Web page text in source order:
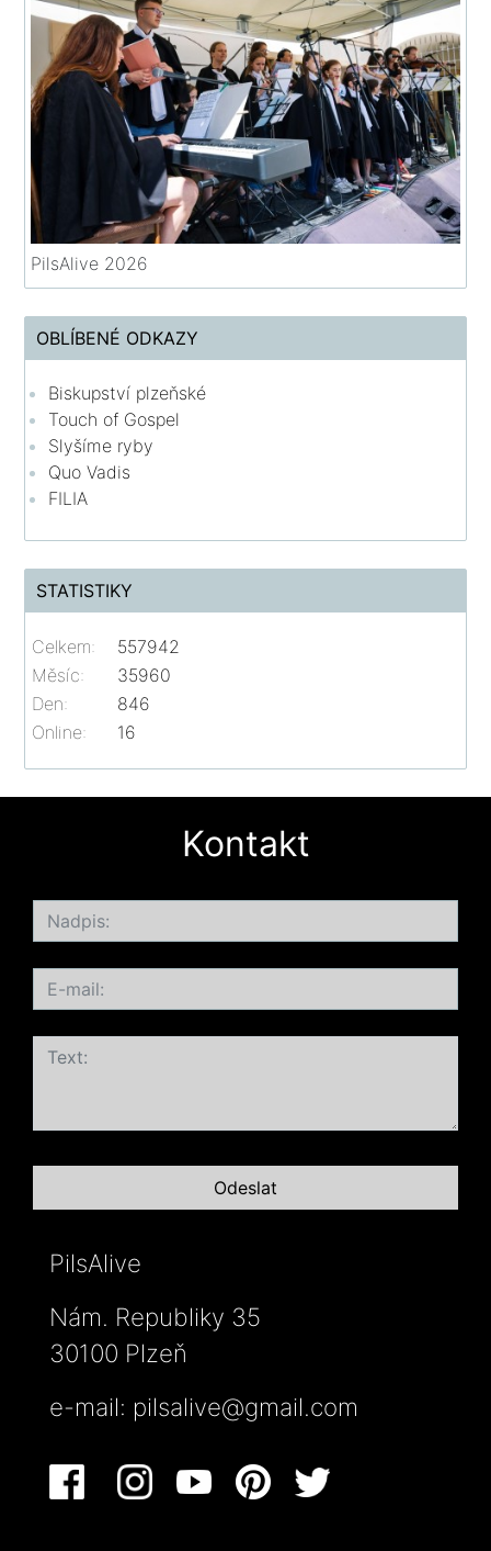
PilsAlive 2026
OBLÍBENÉ ODKAZY
Biskupství plzeňské
Touch of Gospel
Slyšíme ryby
Quo Vadis
FILIA
STATISTIKY
Online: 16
Celkem:
557942
Měsíc:
35960
Den:
846
Kontakt
PilsAlive
Nám. Republiky 35
30100 Plzeň
e-mail: pilsalive@gmail.com